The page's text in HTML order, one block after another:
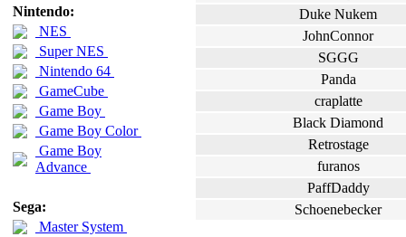
Nintendo:
NES
Super NES
Nintendo 64
GameCube
Game Boy
Game Boy Color
Game Boy
Advance
Sega:
Master System
Duke Nukem
JohnConnor
SGGG
Panda
craplatte
Black Diamond
Retrostage
furanos
PaffDaddy
Schoenebecker